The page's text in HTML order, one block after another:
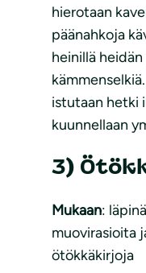
hierotaan
päänahkoja
heinillä
istutaan hetki
kuunnellaan
3)
Mukaan:
muovirasioita
ötökkäkirjoja